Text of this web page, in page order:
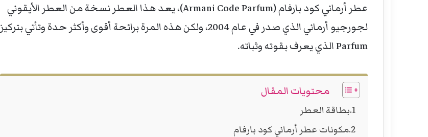
عطر أرماني كود بارفام (Armani Code Parfum)، يعد هذا العطر نسخة من العطر الأيقوني
لجورجيو أرماني الذي صدر في عام 2004، ولكن هذه المرة برائحة أقوى وأكثر حدة وتأتي بتركيز
Parfum الذي يعرف بقوته وثباته.
محتويات المقال
بطاقة العطر
مكونات عطر أرماني كود بارفام